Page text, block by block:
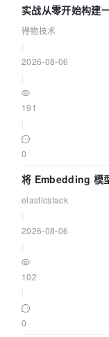
实战从零开始构
得物技术
2026-08-06
191
0
将 Embedding 模
elasticstack
2026-08-06
102
0